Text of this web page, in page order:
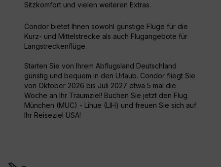
Sitzkomfort und vielen weiteren Extras.
Condor bietet Ihnen sowohl günstige Flüge für die
Kurz- und Mittelstrecke als auch Flugangebote für
Langstreckenflüge.
Starten Sie von Ihrem Abflugsland Deutschland
günstig und bequem in den Urlaub. Condor fliegt Sie
von Oktober 2026 bis Juli 2027 etwa 5 mal die
Woche an Ihr Traumziel! Buchen Sie jetzt den Flug
München (MUC) - Lihue (LIH) und freuen Sie sich auf
Ihr Reiseziel USA!